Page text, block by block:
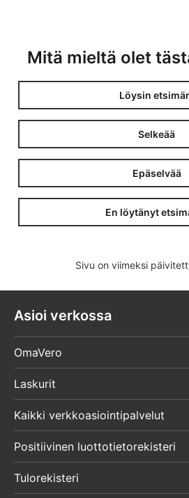
Mitä mieltä olet
Löysin
Selkeää
Epäselvää
En löytänyt
Sivu on viimeksi
Asioi verkossa
OmaVero
Laskurit
Kaikki verkkoasiointipalvelut
Positiivinen luottotietorekisteri
Tulorekisteri